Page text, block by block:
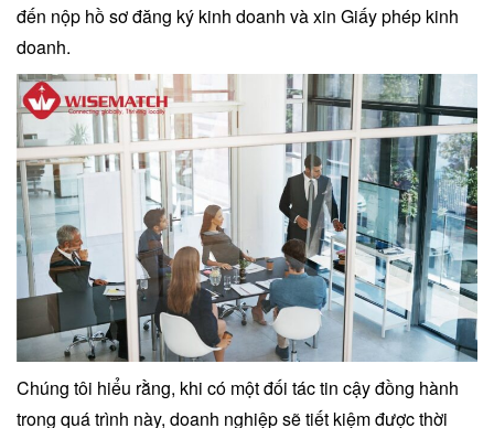
đến nộp hồ sơ đăng ký kinh doanh và xin Giấy phép kinh
doanh.
Chúng tôi hiểu rằng, khi có một đối tác tin cậy đồng hành
trong quá trình này, doanh nghiệp sẽ tiết kiệm được thời